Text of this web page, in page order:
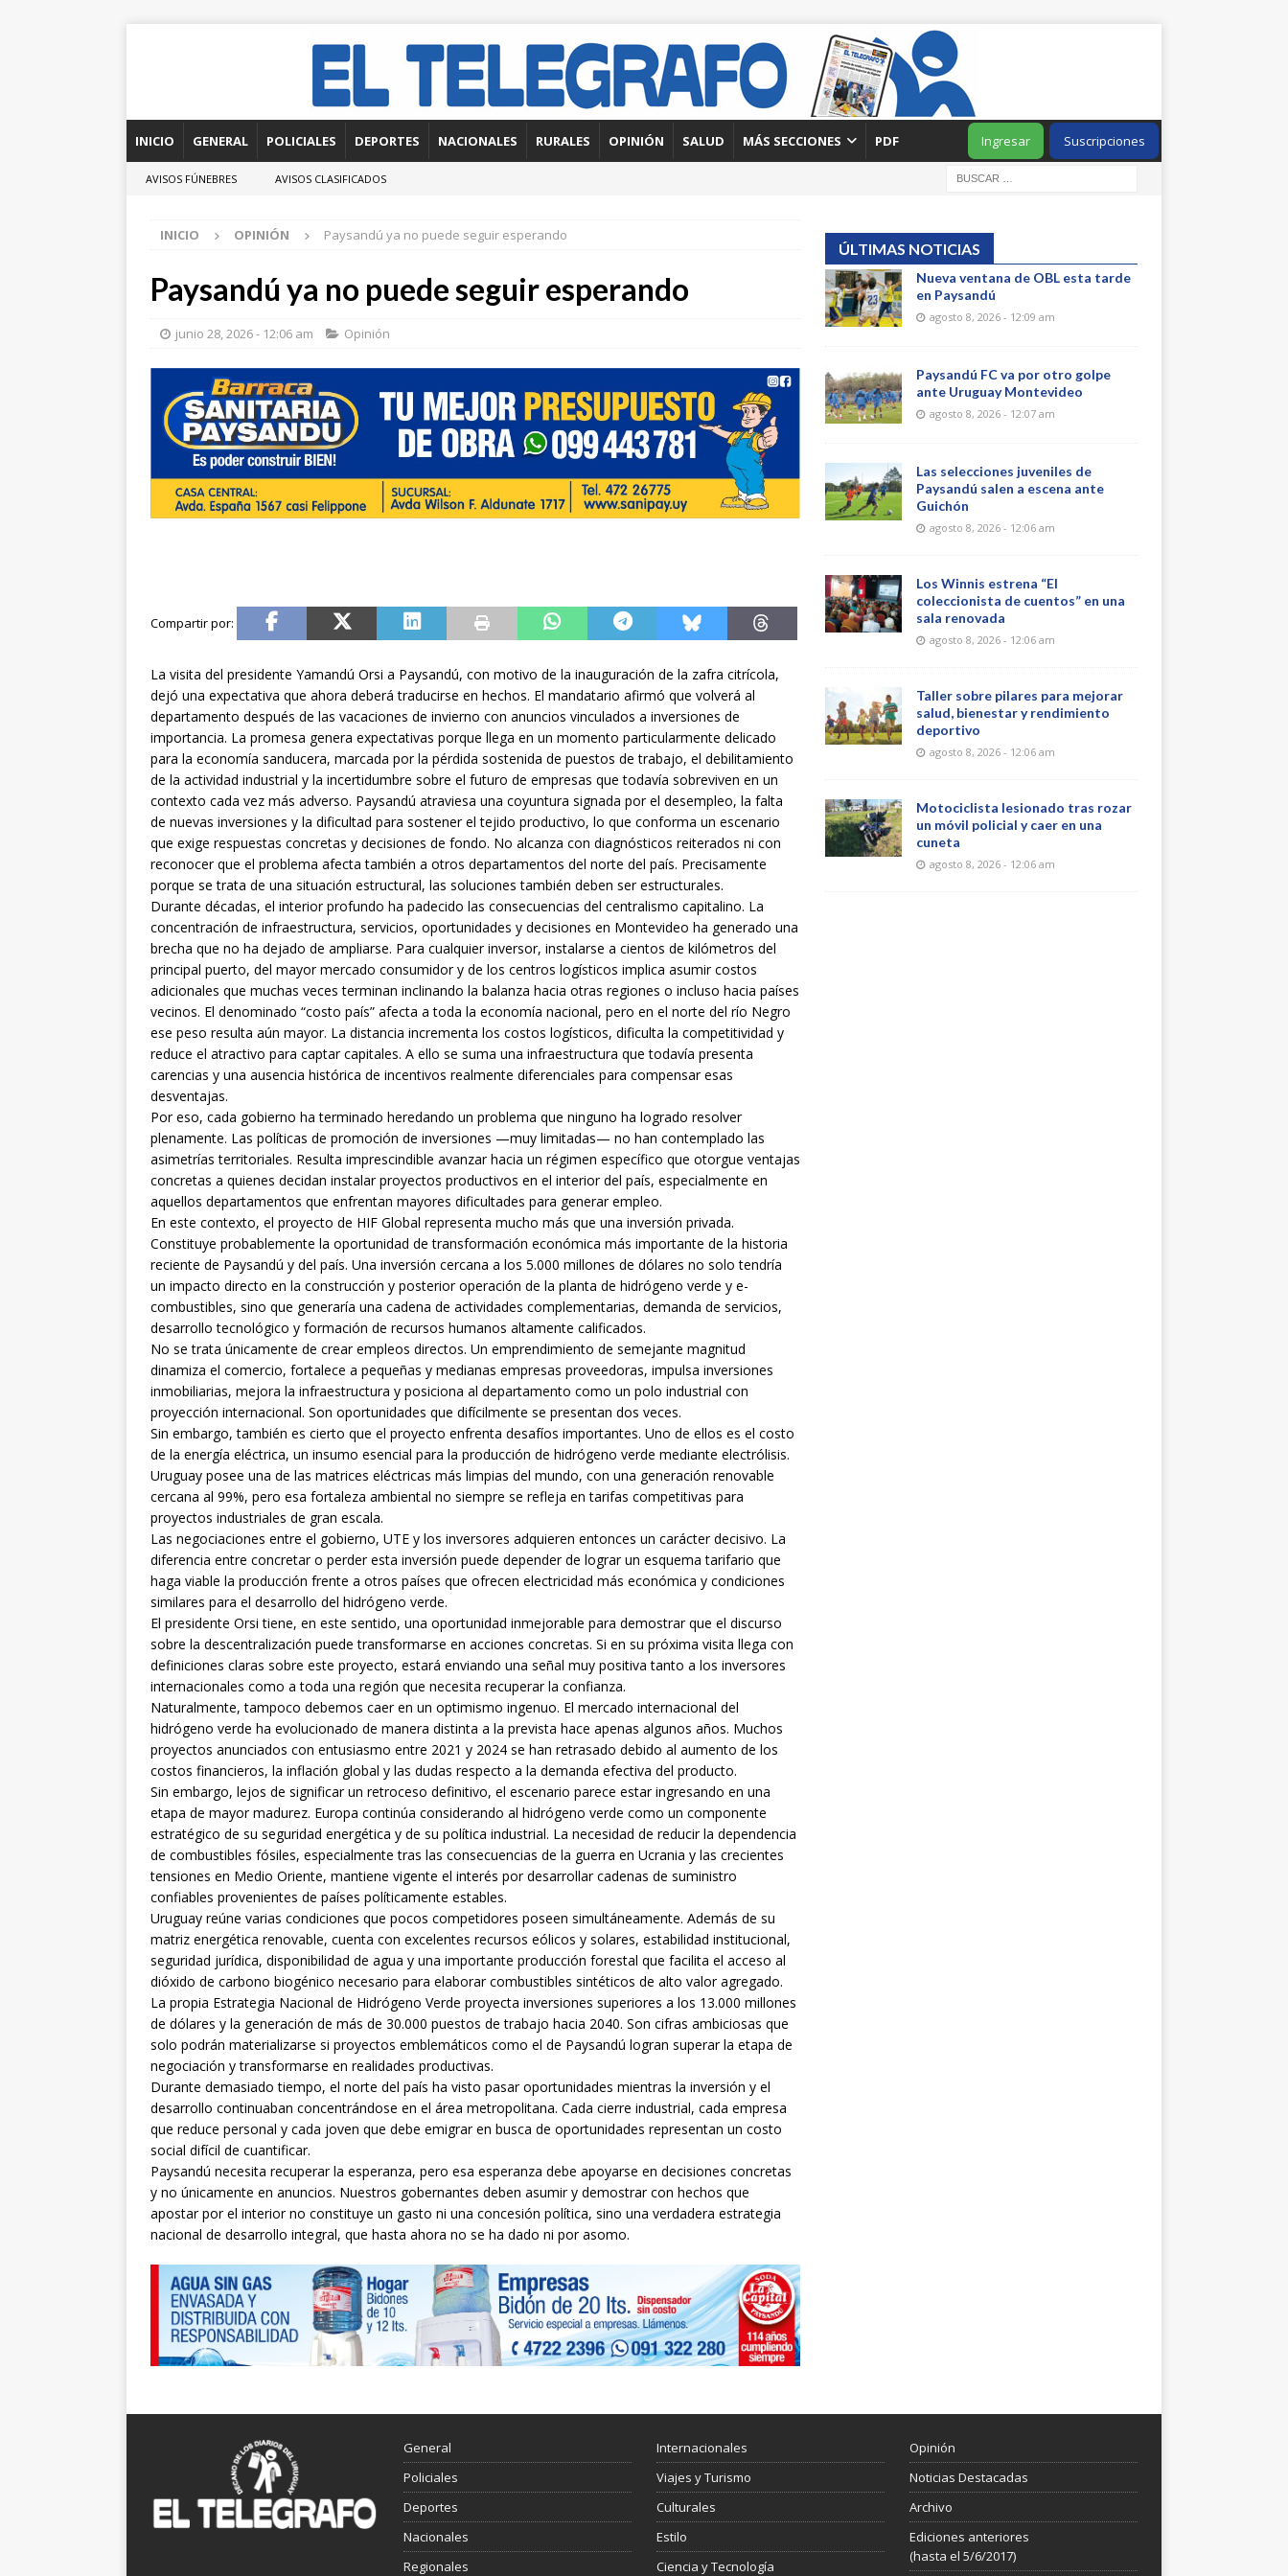
INICIO GENERAL POLICIALES DEPORTES NACIONALES RURALES OPINIÓN SALUD MÁS SECCIONES PDF Suscripciones
Ingresar
AVISOS FÚNEBRES AVISOS CLASIFICADOS
INICIO OPINIÓN Paysandú ya no puede seguir esperando
Paysandú ya no puede seguir esperando
junio 28, 2026 - 12:06 am Opinión
La visita del presidente Yamandú Orsi a Paysandú, con motivo de la inauguración de la zafra citrícola,
dejó una expectativa que ahora deberá traducirse en hechos. El mandatario afirmó que volverá al
departamento después de las vacaciones de invierno con anuncios vinculados a inversiones de
importancia. La promesa genera expectativas porque llega en un momento particularmente delicado
para la economía sanducera, marcada por la pérdida sostenida de puestos de trabajo, el debilitamiento
de la actividad industrial y la incertidumbre sobre el futuro de empresas que todavía sobreviven en un
contexto cada vez más adverso. Paysandú atraviesa una coyuntura signada por el desempleo, la falta
de nuevas inversiones y la dificultad para sostener el tejido productivo, lo que conforma un escenario
que exige respuestas concretas y decisiones de fondo. No alcanza con diagnósticos reiterados ni con
reconocer que el problema afecta también a otros departamentos del norte del país. Precisamente
porque se trata de una situación estructural, las soluciones también deben ser estructurales.
Durante décadas, el interior profundo ha padecido las consecuencias del centralismo capitalino. La
concentración de infraestructura, servicios, oportunidades y decisiones en Montevideo ha generado una
brecha que no ha dejado de ampliarse. Para cualquier inversor, instalarse a cientos de kilómetros del
principal puerto, del mayor mercado consumidor y de los centros logísticos implica asumir costos
adicionales que muchas veces terminan inclinando la balanza hacia otras regiones o incluso hacia países
vecinos. El denominado “costo país” afecta a toda la economía nacional, pero en el norte del río Negro
ese peso resulta aún mayor. La distancia incrementa los costos logísticos, dificulta la competitividad y
reduce el atractivo para captar capitales. A ello se suma una infraestructura que todavía presenta
carencias y una ausencia histórica de incentivos realmente diferenciales para compensar esas
desventajas.
Por eso, cada gobierno ha terminado heredando un problema que ninguno ha logrado resolver
plenamente. Las políticas de promoción de inversiones —muy limitadas— no han contemplado las
asimetrías territoriales. Resulta imprescindible avanzar hacia un régimen específico que otorgue ventajas
concretas a quienes decidan instalar proyectos productivos en el interior del país, especialmente en
aquellos departamentos que enfrentan mayores dificultades para generar empleo.
En este contexto, el proyecto de HIF Global representa mucho más que una inversión privada.
Constituye probablemente la oportunidad de transformación económica más importante de la historia
reciente de Paysandú y del país. Una inversión cercana a los 5.000 millones de dólares no solo tendría
un impacto directo en la construcción y posterior operación de la planta de hidrógeno verde y e-
combustibles, sino que generaría una cadena de actividades complementarias, demanda de servicios,
desarrollo tecnológico y formación de recursos humanos altamente calificados.
No se trata únicamente de crear empleos directos. Un emprendimiento de semejante magnitud
dinamiza el comercio, fortalece a pequeñas y medianas empresas proveedoras, impulsa inversiones
inmobiliarias, mejora la infraestructura y posiciona al departamento como un polo industrial con
proyección internacional. Son oportunidades que difícilmente se presentan dos veces.
Sin embargo, también es cierto que el proyecto enfrenta desafíos importantes. Uno de ellos es el costo
de la energía eléctrica, un insumo esencial para la producción de hidrógeno verde mediante electrólisis.
Uruguay posee una de las matrices eléctricas más limpias del mundo, con una generación renovable
cercana al 99%, pero esa fortaleza ambiental no siempre se refleja en tarifas competitivas para
proyectos industriales de gran escala.
Las negociaciones entre el gobierno, UTE y los inversores adquieren entonces un carácter decisivo. La
diferencia entre concretar o perder esta inversión puede depender de lograr un esquema tarifario que
haga viable la producción frente a otros países que ofrecen electricidad más económica y condiciones
similares para el desarrollo del hidrógeno verde.
El presidente Orsi tiene, en este sentido, una oportunidad inmejorable para demostrar que el discurso
sobre la descentralización puede transformarse en acciones concretas. Si en su próxima visita llega con
definiciones claras sobre este proyecto, estará enviando una señal muy positiva tanto a los inversores
internacionales como a toda una región que necesita recuperar la confianza.
Naturalmente, tampoco debemos caer en un optimismo ingenuo. El mercado internacional del
hidrógeno verde ha evolucionado de manera distinta a la prevista hace apenas algunos años. Muchos
proyectos anunciados con entusiasmo entre 2021 y 2024 se han retrasado debido al aumento de los
costos financieros, la inflación global y las dudas respecto a la demanda efectiva del producto.
Sin embargo, lejos de significar un retroceso definitivo, el escenario parece estar ingresando en una
etapa de mayor madurez. Europa continúa considerando al hidrógeno verde como un componente
estratégico de su seguridad energética y de su política industrial. La necesidad de reducir la dependencia
de combustibles fósiles, especialmente tras las consecuencias de la guerra en Ucrania y las crecientes
tensiones en Medio Oriente, mantiene vigente el interés por desarrollar cadenas de suministro
confiables provenientes de países políticamente estables.
Uruguay reúne varias condiciones que pocos competidores poseen simultáneamente. Además de su
matriz energética renovable, cuenta con excelentes recursos eólicos y solares, estabilidad institucional,
seguridad jurídica, disponibilidad de agua y una importante producción forestal que facilita el acceso al
dióxido de carbono biogénico necesario para elaborar combustibles sintéticos de alto valor agregado.
La propia Estrategia Nacional de Hidrógeno Verde proyecta inversiones superiores a los 13.000 millones
de dólares y la generación de más de 30.000 puestos de trabajo hacia 2040. Son cifras ambiciosas que
solo podrán materializarse si proyectos emblemáticos como el de Paysandú logran superar la etapa de
negociación y transformarse en realidades productivas.
Durante demasiado tiempo, el norte del país ha visto pasar oportunidades mientras la inversión y el
desarrollo continuaban concentrándose en el área metropolitana. Cada cierre industrial, cada empresa
que reduce personal y cada joven que debe emigrar en busca de oportunidades representan un costo
social difícil de cuantificar.
Paysandú necesita recuperar la esperanza, pero esa esperanza debe apoyarse en decisiones concretas
y no únicamente en anuncios. Nuestros gobernantes deben asumir y demostrar con hechos que
apostar por el interior no constituye un gasto ni una concesión política, sino una verdadera estrategia
nacional de desarrollo integral, que hasta ahora no se ha dado ni por asomo.
ÚLTIMAS NOTICIAS
Nueva ventana de OBL esta tarde
en Paysandú
agosto 8, 2026 - 12:09 am
Paysandú FC va por otro golpe
ante Uruguay Montevideo
agosto 8, 2026 - 12:07 am
Las selecciones juveniles de
Paysandú salen a escena ante
Guichón
agosto 8, 2026 - 12:06 am
Los Winnis estrena “El
coleccionista de cuentos” en una
sala renovada
agosto 8, 2026 - 12:06 am
Taller sobre pilares para mejorar
salud, bienestar y rendimiento
deportivo
agosto 8, 2026 - 12:06 am
Motociclista lesionado tras rozar
un móvil policial y caer en una
cuneta
agosto 8, 2026 - 12:06 am
General
Policiales
Deportes
Nacionales
Regionales
Internacionales
Viajes y Turismo
Culturales
Estilo
Ciencia y Tecnología
Opinión
Noticias Destacadas
Archivo
Ediciones anteriores
(hasta el 5/6/2017)